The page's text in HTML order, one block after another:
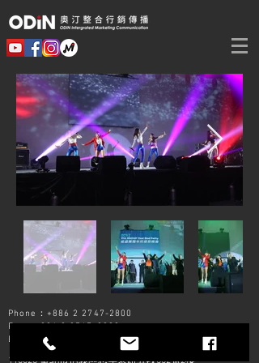
Phone：+886 2 2747-2800
Fax：+886 22747-2900
E-Mail：odin@odinimc.com.tw
110028 臺北市信義區忠孝東路五段552號2樓